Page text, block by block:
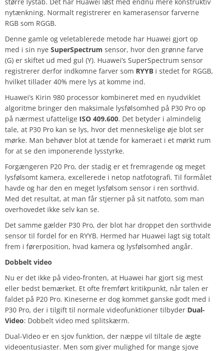
større lystab. Det har Huawei løst med endnu mere konstruktiv
nytænkning. Normalt registrerer en kamerasensor farverne
RGB som RGGB.
Denne gamle og veletablerede metode har Huawei gjort op
med i sin nye SuperSpectrum sensor, hvor den grønne farve
(G) er skiftet ud med gul (Y). Huawei’s SuperSpectrum sensor
registrerer derfor indkomne farver som RYYB i stedet for RGGB,
hvilket tillader 40% mere lys at komme ind.
Huawei’s Kirin 980 processor kombineret med en nyudviklet
algoritme bringer den maksimale lysfølsomhed på P30 Pro op
på nærmest ufattelige ISO 409.600. Det betyder i almindelig
tale, at P30 Pro kan se lys, hvor det menneskelige øje blot ser
mørke. Man behøver blot at tænde for kameraet i et mørkt rum
for at se den imponerende lysstyrke.
Forgængeren P20 Pro, der stadig er et fremragende og meget
lysfølsomt kamera, excellerede i netop natfotografi. Til formålet
havde og har den en meget lysfølsom sensor i ren sorthvid.
Med det resultat, at man får stjerner på sit natfoto, som man
overhovedet ikke selv kan se.
Det samme gælder P30 Pro, der blot har droppet den sorthvide
sensor til fordel for en RYYB. Hermed har Huawei lagt sig totalt
frem i førerposition, hvad kamera og lysfølsomhed angår.
Dobbelt video
Nu er det ikke på video-fronten, at Huawei har gjort sig mest
eller bedst bemærket. Et ofte fremført kritikpunkt, når talen er
faldet på P20 Pro. Kineserne er dog kommet ganske godt med i
P30 Pro, der i tilgift til normale videofunktioner tilbyder Dual-
Video: Dobbelt video med splitskærm.
Dual-Video er en sjov funktion, der næppe vil tiltale de ægte
videoentusiaster. Men som giver mulighed for mange sjove